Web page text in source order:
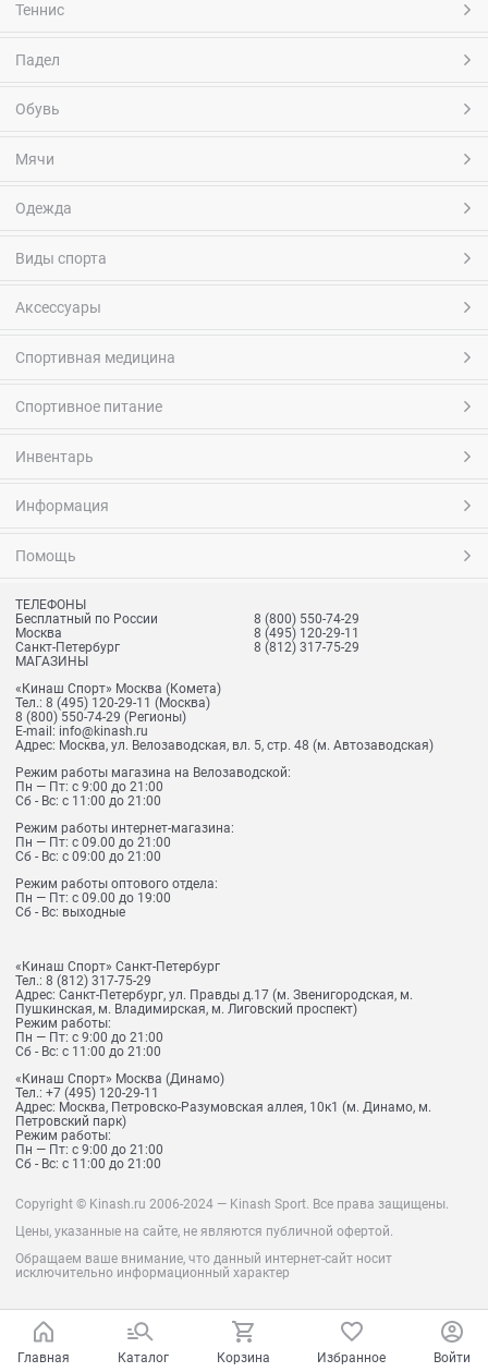
Теннис
Падел
Обувь
Мячи
Одежда
Виды спорта
Аксессуары
Спортивная медицина
Спортивное питание
Инвентарь
Информация
Помощь
ТЕЛЕФОНЫ
Бесплатный по России
8 (800) 550-74-29
Москва
8 (495) 120-29-11
Санкт-Петербург
8 (812) 317-75-29
МАГАЗИНЫ
«Кинаш Спорт» Москва (Комета)
Тел.: 8 (495) 120-29-11 (Москва)
8 (800) 550-74-29 (Регионы)
E-mail: info@kinash.ru
Адрес: Москва, ул. Велозаводская, вл. 5, стр. 48 (м. Автозаводская)
Режим работы магазина на Велозаводской:
Пн — Пт: с 9:00 до 21:00
Сб - Вс: с 11:00 до 21:00
Режим работы интернет-магазина:
Пн — Пт: с 09.00 до 21:00
Сб - Вс: с 09:00 до 21:00
Режим работы оптового отдела:
Пн — Пт: с 09.00 до 19:00
Сб - Вс: выходные
«Кинаш Спорт» Санкт-Петербург
Тел.: 8 (812) 317-75-29
Адрес: Санкт-Петербург, ул. Правды д.17 (м. Звенигородская, м.
Пушкинская, м. Владимирская, м. Лиговский проспект)
Режим работы:
Пн — Пт: с 9:00 до 21:00
Сб - Вс: с 11:00 до 21:00
«Кинаш Спорт» Москва (Динамо)
Тел.: +7 (495) 120-29-11
Адрес: Москва, Петровско-Разумовская аллея, 10к1 (м. Динамо, м.
Петровский парк)
Режим работы:
Пн — Пт: с 9:00 до 21:00
Сб - Вс: с 11:00 до 21:00
Copyright © Kinash.ru 2006-2024 — Kinash Sport. Все права защищены.
Цены, указанные на сайте, не являются публичной офертой.
Обращаем ваше внимание, что данный интернет-сайт носит
исключительно информационный характер
Главная Каталог Корзина Избранное Войти